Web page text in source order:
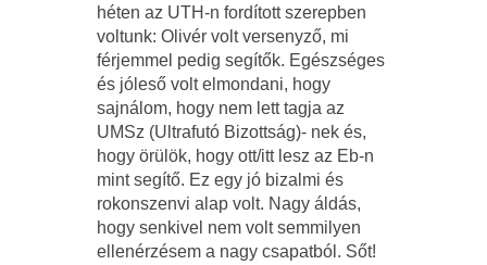
héten az UTH-n fordított szerepben
voltunk: Olivér volt versenyző, mi
férjemmel pedig segítők. Egészséges
és jóleső volt elmondani, hogy
sajnálom, hogy nem lett tagja az
UMSz (Ultrafutó Bizottság)- nek és,
hogy örülök, hogy ott/itt lesz az Eb-n
mint segítő. Ez egy jó bizalmi és
rokonszenvi alap volt. Nagy áldás,
hogy senkivel nem volt semmilyen
ellenérzésem a nagy csapatból. Sőt!